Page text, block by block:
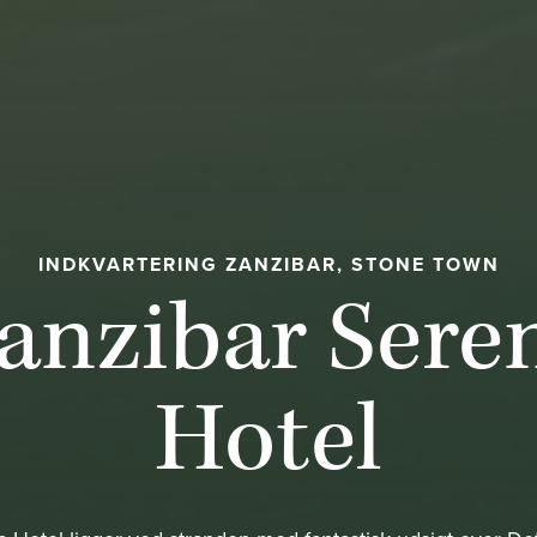
INDKVARTERING ZANZIBAR, STONE TOWN
Hotel